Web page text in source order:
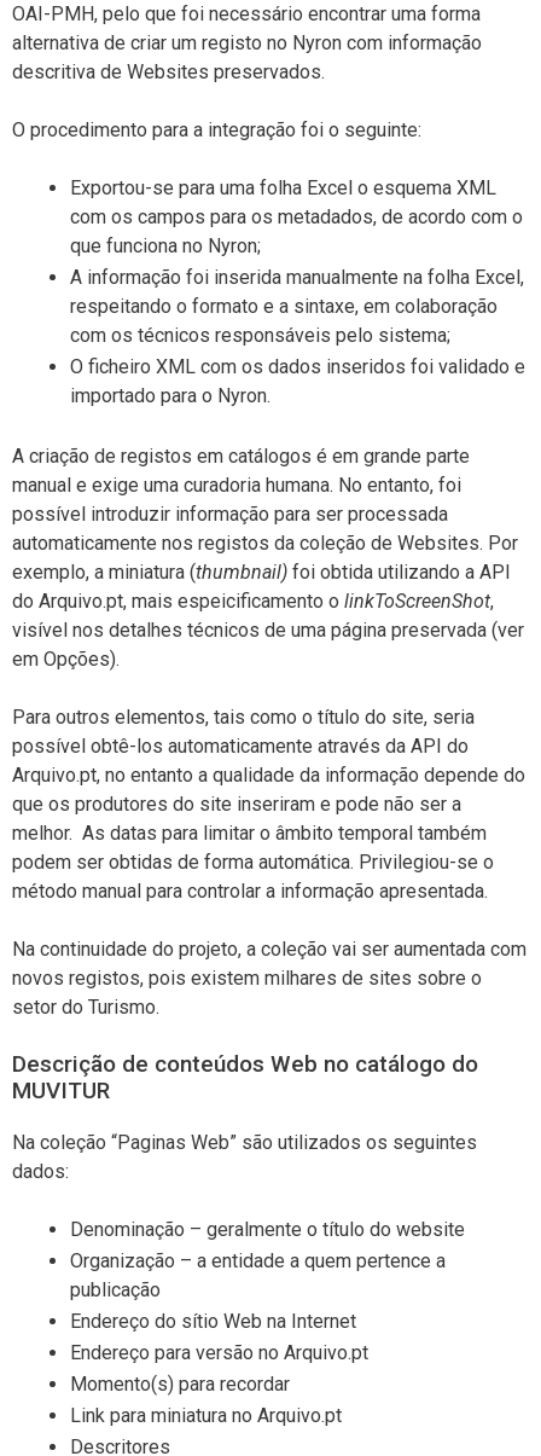
OAI-PMH, pelo que foi necessário encontrar uma forma
alternativa de criar um registo no Nyron com informação
descritiva de Websites preservados.
O procedimento para a integração foi o seguinte:
Exportou-se para uma folha Excel o esquema XML
com os campos para os metadados, de acordo com o
que funciona no Nyron;
A informação foi inserida manualmente na folha Excel,
respeitando o formato e a sintaxe, em colaboração
com os técnicos responsáveis pelo sistema;
O ficheiro XML com os dados inseridos foi validado e
importado para o Nyron.
A criação de registos em catálogos é em grande parte
manual e exige uma curadoria humana. No entanto, foi
possível introduzir informação para ser processada
automaticamente nos registos da coleção de Websites. Por
exemplo, a miniatura (thumbnail) foi obtida utilizando a API
do Arquivo.pt, mais espeicificamento o linkToScreenShot,
visível nos detalhes técnicos de uma página preservada (ver
em Opções).
Para outros elementos, tais como o título do site, seria
possível obtê-los automaticamente através da API do
Arquivo.pt, no entanto a qualidade da informação depende do
que os produtores do site inseriram e pode não ser a
melhor. As datas para limitar o âmbito temporal também
podem ser obtidas de forma automática. Privilegiou-se o
método manual para controlar a informação apresentada.
Na continuidade do projeto, a coleção vai ser aumentada com
novos registos, pois existem milhares de sites sobre o
setor do Turismo.
Descrição de conteúdos Web no catálogo do
MUVITUR
Na coleção “Paginas Web” são utilizados os seguintes
dados:
Denominação – geralmente o título do website
Organização – a entidade a quem pertence a
publicação
Endereço do sítio Web na Internet
Endereço para versão no Arquivo.pt
Momento(s) para recordar
Link para miniatura no Arquivo.pt
Descritores